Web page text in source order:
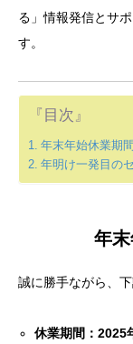
る」情報発信とサ
す。
『目次』
年末年始休業期
年明け一発目の
年
誠に勝手ながら、
休業期間：2025